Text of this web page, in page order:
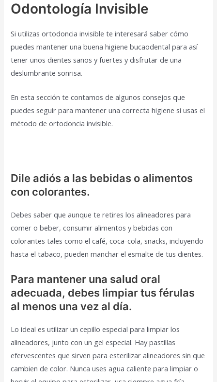
Odontología Invisible
Si utilizas ortodoncia invisible te interesará saber cómo
puedes mantener una buena higiene bucaodental para así
tener unos dientes sanos y fuertes y disfrutar de una
deslumbrante sonrisa.
En esta sección te contamos de algunos consejos que
puedes seguir para mantener una correcta higiene si usas el
método de ortodoncia invisible.
Dile adiós a las bebidas o alimentos
con colorantes.
Debes saber que aunque te retires los alineadores para
comer o beber, consumir alimentos y bebidas con
colorantes tales como el café, coca-cola, snacks, incluyendo
hasta el tabaco, pueden manchar el esmalte de tus dientes.
Para mantener una salud oral
adecuada, debes limpiar tus férulas
al menos una vez al día.
Lo ideal es utilizar un cepillo especial para limpiar los
alineadores, junto con un gel especial. Hay pastillas
efervescentes que sirven para esterilizar alineadores sin que
cambien de color. Nunca uses agua caliente para limpiar o